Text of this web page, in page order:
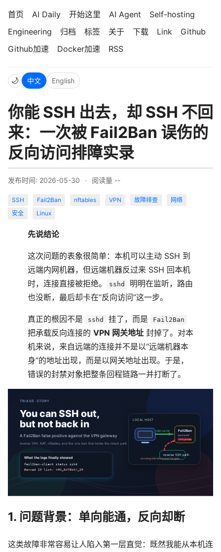
首页 AI Daily 开始这里 AI Agent
Self-hosting
Engineering
归档 标签 关于 下载 Link
Github
Github加速
Docker加速 RSS
🌙 中文 English
你能 SSH 出去，却 SSH 不回
来：一次被 Fail2Ban 误伤的
反向访问排障实录
发布时间: 2026-05-30 · 阅读量 --
SSH Fail2Ban nftables VPN 故障排查
网络
安全
Linux
先说结论
这次问题的表象很简单：本机可以主动 SSH 到
远端内网机器，但远端机器反过来 SSH 回本机
时，连接直接被拒绝。
sshd
明明在监听，路由
也没断，最后却卡在“反向访问”这一步。
真正的根因不是 sshd 挂了，而是 Fail2Ban
把承载反向连接的 VPN 网关地址 封掉了。对本
机来说，来自远端的连接并不是以“远端机器本
身”的地址出现，而是以网关地址出现。于是，
错误的封禁对象把整条回程链路一并打断了。
1. 问题背景：单向能通，反向却断
这类故障非常容易让人陷入第一层直觉：既然我能从本机连